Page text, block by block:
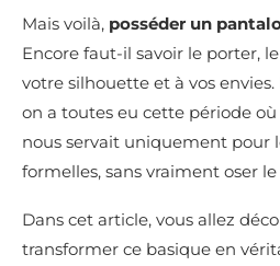
Mais voilà, posséder un
Encore faut-il savoir le porter,
votre silhouette et à vos envies.
on a toutes eu cette période
nous servait uniquement pour
formelles, sans vraiment oser
Dans cet article, vous allez
transformer ce basique en